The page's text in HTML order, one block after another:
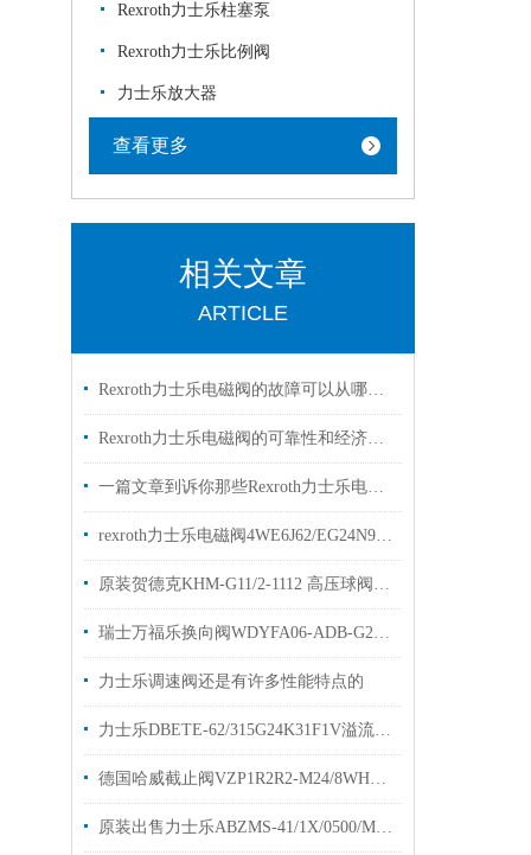
Rexroth力士乐柱塞泵
Rexroth力士乐比例阀
力士乐放大器
查看更多
相关文章
ARTICLE
Rexroth力士乐电磁阀的故障可以从哪里进行排查
Rexroth力士乐电磁阀的可靠性和经济性解读
一篇文章到诉你那些Rexroth力士乐电磁阀常见的符号的是什么意思
rexroth力士乐电磁阀4WE6J62/EG24N9K4两位三通阀
原装贺德克KHM-G11/2-1112 高压球阀hydac型号齐全
瑞士万福乐换向阀WDYFA06-ADB-G24的工作原理
力士乐调速阀还是有许多性能特点的
力士乐DBETE-62/315G24K31F1V溢流阀技术参数
德国哈威截止阀VZP1R2R2-M24/8WHAWE换向阀
原装出售力士乐ABZMS-41/1X/0500/M2液位开关